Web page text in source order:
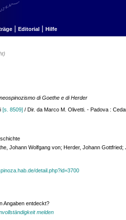
| Editorial | Hilfe
di Goethe e di Herder
[s. 8509] / Dir. da Marco M. Olivetti. - Padova :
Johann Wolfgang von; Herder, Johann
detail.php?id=3700
Angaben entdeckt?
melden